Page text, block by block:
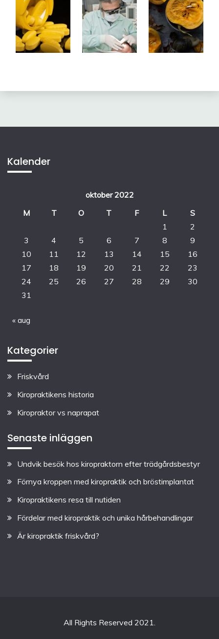
Kalender
oktober 2022
M
T O T F L
S
1
2
3
4 5 6 7 8
9
10
11 12 13 14 15
16
17
18 19 20 21 22
23
24
25 26 27 28 29
30
31
« aug
Kategorier
Friskvård
Kiropraktikens historia
Kiropraktor vs naprapat
Senaste inläggen
Undvik besök hos kiropraktorn efter trädgårdsbestyr
Förnya kroppen med kiropraktik och bröstimplantat
Kiropraktikens resa till nutiden
Fördelar med kiropraktik och unika hårbehandlingar
Är kiropraktik friskvård?
All Rights Reserved 2021.